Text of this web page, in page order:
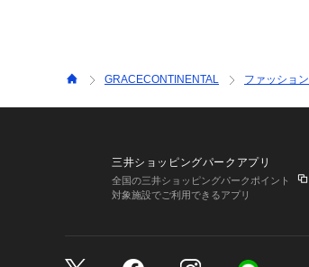
GRACECONTINENTAL ファッション
三井ショッピングパークアプリ
全国の三井ショッピングパークポイント
対象施設でご利用できるアプリ